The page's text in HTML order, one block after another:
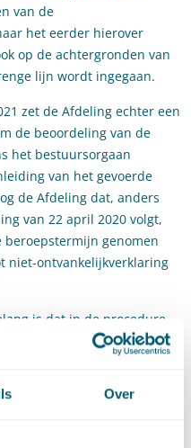
Over
van de
het eerder hierover
op de achtergronden van
lijn wordt ingegaan.
zet de Afdeling echter een
de beoordeling van de
het bestuursorgaan
van het gevoerde
de Afdeling dat, anders
van 22 april 2020 volgt,
genomen
niet-ontvankelijkverklaring
is dat in de procedure
instemt met het
volgt verder dat een